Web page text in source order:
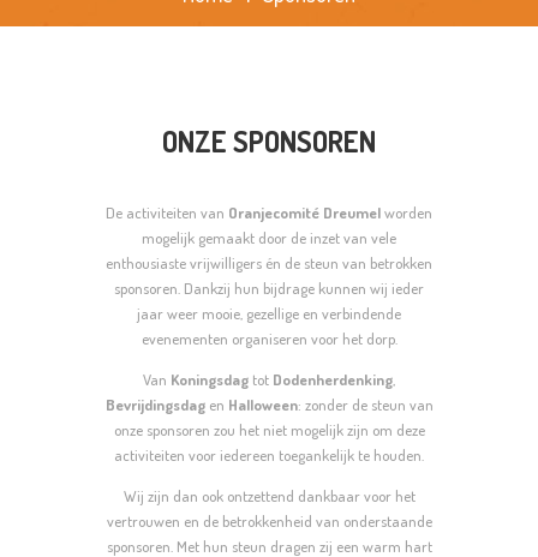
CONTACT
ONZE SPONSOREN
De activiteiten van Oranjecomité Dreumelworden
mogelijk gemaakt door de inzet van vele
enthousiaste vrijwilligers én de steun van betrokken
sponsoren. Dankzij hun bijdrage kunnen wij ieder
jaar weer mooie, gezellige en verbindende
evenementen organiseren voor het dorp.
Van Koningsdag tot Dodenherdenking
Bevrijdingsdagen Halloween: zonder de steun van
onze sponsoren zou het niet mogelijk zijn om deze
activiteiten voor iedereen toegankelijk te houden.
Wij zijn dan ook ontzettend dankbaar voor het
vertrouwen en de betrokkenheid van onderstaande
sponsoren. Met hun steun dragen zij een warm hart